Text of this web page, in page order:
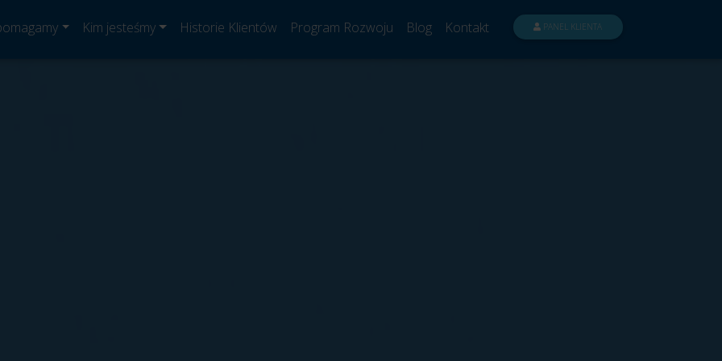
Kim jesteśmy Historie Klientów Program Rozwoju Blog Kontakt PANEL KLIENTA